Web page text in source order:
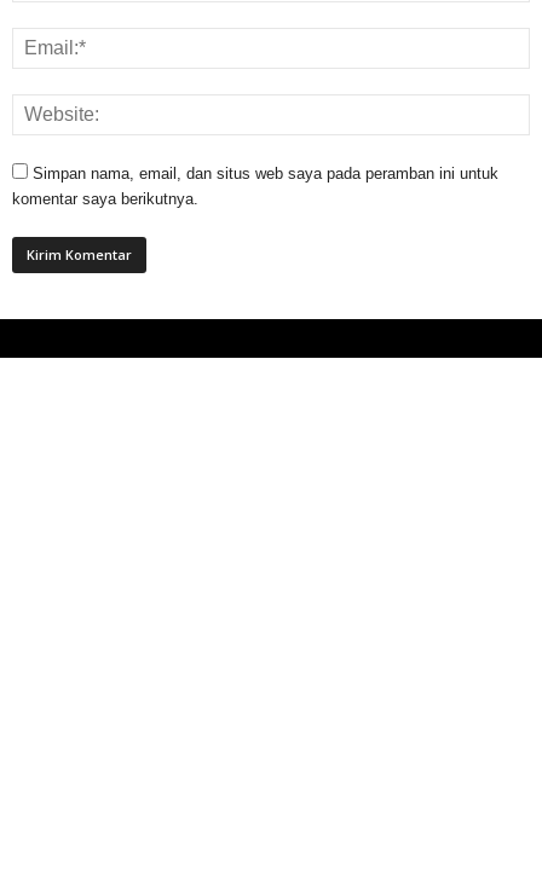
Simpan nama, email, dan situs web saya pada peramban ini untuk
komentar saya berikutnya.